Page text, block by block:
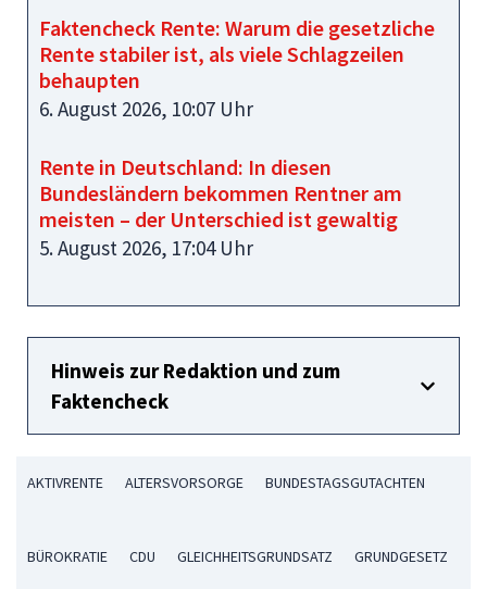
Faktencheck Rente: Warum die gesetzliche
Rente stabiler ist, als viele Schlagzeilen
behaupten
6. August 2026, 10:07 Uhr
Rente in Deutschland: In diesen
Bundesländern bekommen Rentner am
meisten – der Unterschied ist gewaltig
5. August 2026, 17:04 Uhr
Hinweis zur Redaktion und zum
Faktencheck
AKTIVRENTE ALTERSVORSORGE BUNDESTAGSGUTACHTEN
BÜROKRATIE CDU GLEICHHEITSGRUNDSATZ GRUNDGESETZ